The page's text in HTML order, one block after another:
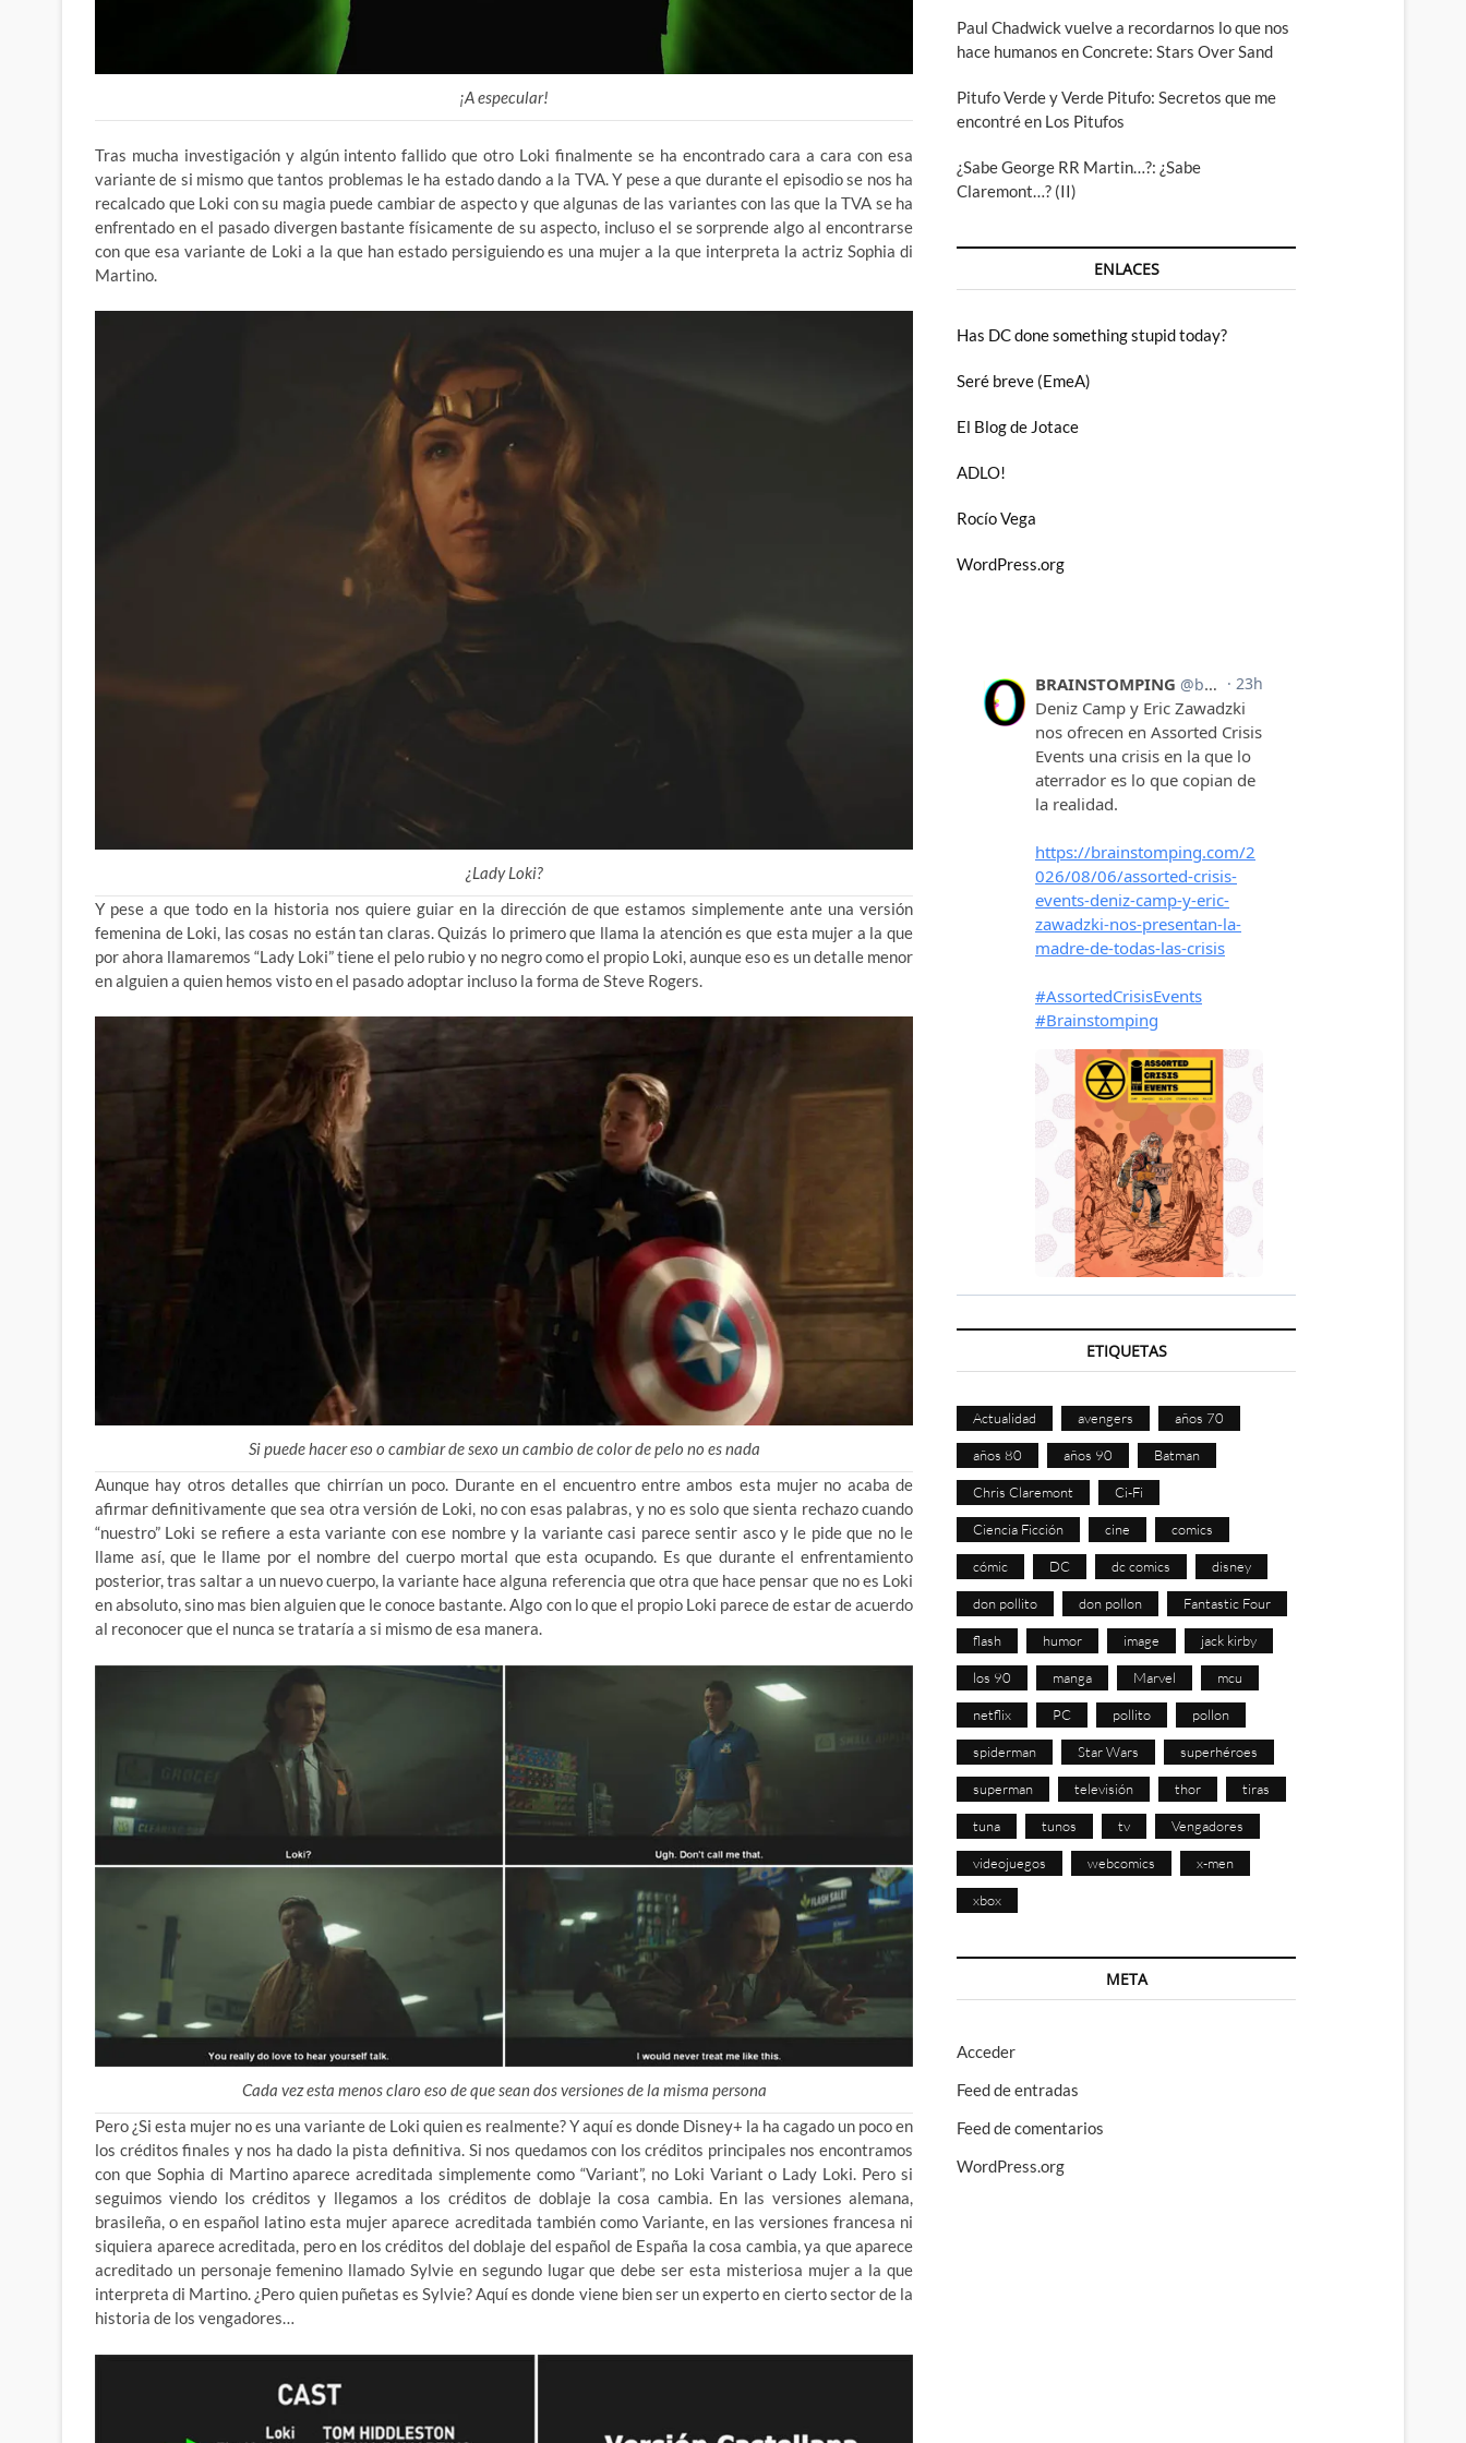
¡A especular!
Tras mucha investigación y algún intento fallido que otro Loki finalmente se ha encontrado cara a cara con esa
variante de si mismo que tantos problemas le ha estado dando a la TVA. Y pese a que durante el episodio se nos ha
recalcado que Loki con su magia puede cambiar de aspecto y que algunas de las variantes con las que la TVA se ha
enfrentado en el pasado divergen bastante físicamente de su aspecto, incluso el se sorprende algo al encontrarse
con que esa variante de Loki a la que han estado persiguiendo es una mujer a la que interpreta la actriz Sophia di
Martino.
¿Lady Loki?
Y pese a que todo en la historia nos quiere guiar en la dirección de que estamos simplemente ante una versión
femenina de Loki, las cosas no están tan claras. Quizás lo primero que llama la atención es que esta mujer a la que
por ahora llamaremos “Lady Loki” tiene el pelo rubio y no negro como el propio Loki, aunque eso es un detalle menor
en alguien a quien hemos visto en el pasado adoptar incluso la forma de Steve Rogers.
Si puede hacer eso o cambiar de sexo un cambio de color de pelo no es nada
Aunque hay otros detalles que chirrían un poco. Durante en el encuentro entre ambos esta mujer no acaba de
afirmar definitivamente que sea otra versión de Loki, no con esas palabras, y no es solo que sienta rechazo cuando
“nuestro” Loki se refiere a esta variante con ese nombre y la variante casi parece sentir asco y le pide que no le
llame así, que le llame por el nombre del cuerpo mortal que esta ocupando. Es que durante el enfrentamiento
posterior, tras saltar a un nuevo cuerpo, la variante hace alguna referencia que otra que hace pensar que no es Loki
en absoluto, sino mas bien alguien que le conoce bastante. Algo con lo que el propio Loki parece de estar de acuerdo
al reconocer que el nunca se trataría a si mismo de esa manera.
Cada vez esta menos claro eso de que sean dos versiones de la misma persona
Pero ¿Si esta mujer no es una variante de Loki quien es realmente? Y aquí es donde Disney+ la ha cagado un poco en
los créditos finales y nos ha dado la pista definitiva. Si nos quedamos con los créditos principales nos encontramos
con que Sophia di Martino aparece acreditada simplemente como “Variant”, no Loki Variant o Lady Loki. Pero si
seguimos viendo los créditos y llegamos a los créditos de doblaje la cosa cambia. En las versiones alemana,
brasileña, o en español latino esta mujer aparece acreditada también como Variante, en las versiones francesa ni
siquiera aparece acreditada, pero en los créditos del doblaje del español de España la cosa cambia, ya que aparece
acreditado un personaje femenino llamado Sylvie en segundo lugar que debe ser esta misteriosa mujer a la que
interpreta di Martino. ¿Pero quien puñetas es Sylvie? Aquí es donde viene bien ser un experto en cierto sector de la
historia de los vengadores…
Paul Chadwick vuelve a recordarnos lo que nos
hace humanos en Concrete: Stars Over Sand
Pitufo Verde y Verde Pitufo: Secretos que me
encontré en Los Pitufos
¿Sabe George RR Martin…?: ¿Sabe
Claremont…? (II)
ENLACES
Has DC done something stupid today?
Seré breve (EmeA)
El Blog de Jotace
ADLO!
Rocío Vega
WordPress.org
ETIQUETAS
Actualidad avengers años 70
años 80 años 90 Batman
Chris Claremont Ci-Fi
Ciencia Ficción cine comics
cómic DC dc comics disney
don pollito don pollon Fantastic Four
flash humor image jack kirby
los 90 manga Marvel mcu
netflix PC pollito pollon
spiderman Star Wars superhéroes
superman televisión thor tiras
tuna tunos tv Vengadores
videojuegos webcomics x-men
xbox
META
Acceder
Feed de entradas
Feed de comentarios
WordPress.org